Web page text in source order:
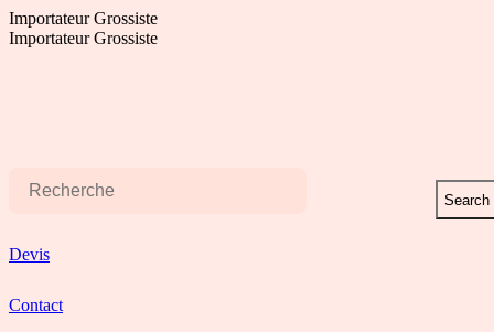
Aller
au
Importateur Grossiste
Importateur Grossiste
Search
Devis
Contact